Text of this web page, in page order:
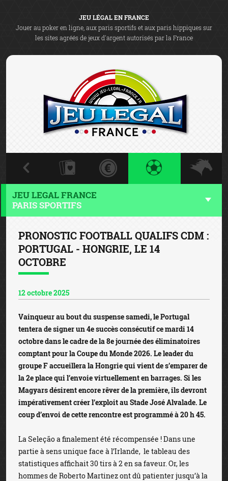
JEU LÉGAL EN FRANCE
Jouer au poker en ligne, aux paris sportifs et aux paris hippiques sur
les sites agréés de jeux d'argent autorisés par la France
JEU LEGAL FRANCE
PARIS SPORTIFS
PRONOSTIC FOOTBALL QUALIFS CDM :
PORTUGAL - HONGRIE, LE 14
OCTOBRE
12 octobre 2025
Vainqueur au bout du suspense samedi, le Portugal
tentera de signer un 4e succès consécutif ce mardi 14
octobre dans le cadre de la 8e journée des éliminatoires
comptant pour la Coupe du Monde 2026. Le leader du
groupe F accueillera la Hongrie qui vient de s’emparer de
la 2e place qui l’envoie virtuellement en barrages. Si les
Magyars désirent encore rêver de la première, ils devront
impérativement créer l’exploit au Stade José Alvalade. Le
coup d’envoi de cette rencontre est programmé à 20 h 45.
La Seleção a finalement été récompensée ! Dans une
partie à sens unique face à l’Irlande, le tableau des
statistiques affichait 30 tirs à 2 en sa faveur. Or, les
hommes de Roberto Martinez ont dû patienter jusqu’à la